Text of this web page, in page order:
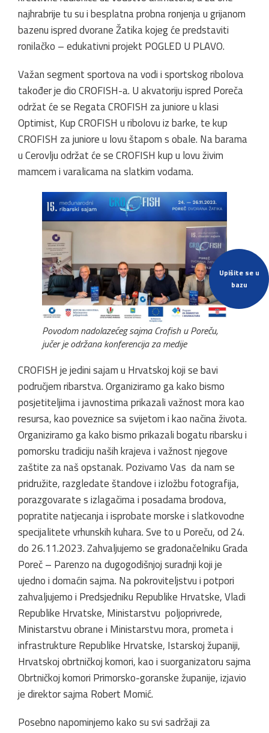
Upišite se u
bazu
najhrabrije tu su i besplatna probna ronjenja u grijanom
bazenu ispred dvorane Žatika kojeg će predstaviti
ronilačko – edukativni projekt POGLED U PLAVO.
Važan segment sportova na vodi i sportskog ribolova
također je dio CROFISH-a. U akvatoriju ispred Poreča
održat će se Regata CROFISH za juniore u klasi
Optimist, Kup CROFISH u ribolovu iz barke, te kup
CROFISH za juniore u lovu štapom s obale. Na barama
u Cerovlju održat će se CROFISH kup u lovu živim
mamcem i varalicama na slatkim vodama.
Povodom nadolazećeg sajma Crofish u Poreču,
jučer je održana konferencija za medije
CROFISH je jedini sajam u Hrvatskoj koji se bavi
područjem ribarstva. Organiziramo ga kako bismo
posjetiteljima i javnostima prikazali važnost mora kao
resursa, kao poveznice sa svijetom i kao načina života.
Organiziramo ga kako bismo prikazali bogatu ribarsku i
pomorsku tradiciju naših krajeva i važnost njegove
zaštite za naš opstanak. Pozivamo Vas da nam se
pridružite, razgledate štandove i izložbu fotografija,
porazgovarate s izlagačima i posadama brodova,
popratite natjecanja i isprobate morske i slatkovodne
specijalitete vrhunskih kuhara. Sve to u Poreču, od 24.
do 26.11.2023. Zahvaljujemo se gradonačelniku Grada
Poreč – Parenzo na dugogodišnjoj suradnji koji je
ujedno i domaćin sajma. Na pokroviteljstvu i potpori
zahvaljujemo i Predsjedniku Republike Hrvatske, Vladi
Republike Hrvatske, Ministarstvu poljoprivrede,
Ministarstvu obrane i Ministarstvu mora, prometa i
infrastrukture Republike Hrvatske, Istarskoj županiji,
Hrvatskoj obrtničkoj komori, kao i suorganizatoru sajma
Obrtničkoj komori Primorsko-goranske županije, izjavio
je direktor sajma Robert Momić.
Posebno napominjemo kako su svi sadržaji za